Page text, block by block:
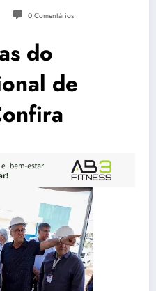
0 Comentários
do
de